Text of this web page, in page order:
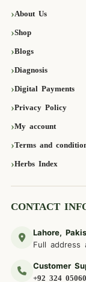
About Us
Shop
Blogs
Diagnosis
Digital Payments
Privacy Policy
My account
Terms and
Herbs Index
CONTACT
Lahore,
Full address
Customer
+92 324